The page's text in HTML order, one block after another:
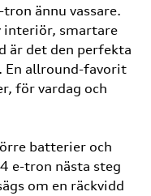
ännu vassare.
interiör, smartare
är det den perfekta
En allround-favorit
för vardag och
batterier och
e-tron nästa steg
om en räckvidd